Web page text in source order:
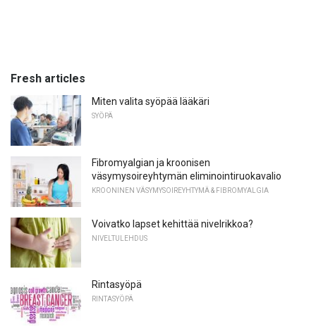
Fresh articles
Miten valita syöpää lääkäri
SYÖPÄ
Fibromyalgian ja kroonisen
väsymysoireyhtymän eliminointiruokavalio
KROONINEN VÄSYMYSOIREYHTYMÄ & FIBROMYALGIA
Voivatko lapset kehittää nivelrikkoa?
NIVELTULEHDUS
Rintasyöpä
RINTASYÖPÄ